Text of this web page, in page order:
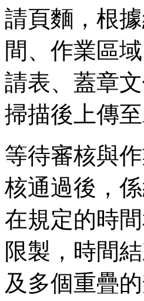
請頁麵，根
間、作業區
請表、蓋章
掃描後上傳
等待審核與
核通過後，
在規定的時
限製，時間
及多個重疊